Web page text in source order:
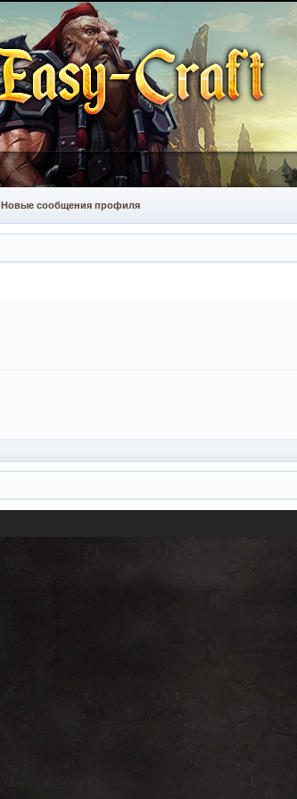
Новые сообщения профиля